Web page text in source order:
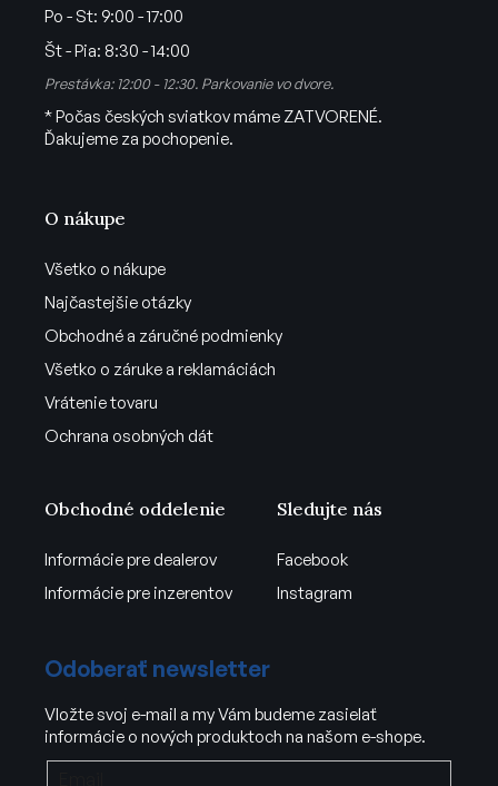
O nákupe
Všetko o nákupe
Najčastejšie otázky
Obchodné a záručné podmienky
Všetko o záruke a reklamáciách
Vrátenie tovaru
Ochrana osobných dát
Po - St: 9:00 - 17:00
Št - Pia: 8:30 - 14:00
Prestávka: 12:00 - 12:30. Parkovanie vo dvore.
* Počas českých sviatkov máme ZATVORENÉ.
Ďakujeme za pochopenie.
Obchodné oddelenie
Informácie pre dealerov
Informácie pre inzerentov
Sledujte nás
Facebook
Instagram
Odoberať newsletter
Vložte svoj e-mail a my Vám budeme zasielať
informácie o nových produktoch na našom e-shope.